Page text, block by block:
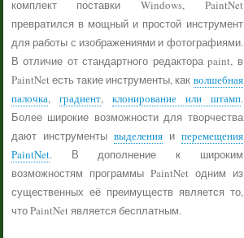
комплект поставки Windows, PaintNet
превратился в мощный и простой инструмент
для работы с изображениями и фотографиями.
В отличие от стандартного редактора paint, в
PaintNet есть такие инструменты, как волшебная
палочка, градиент, клонирование или штамп.
Более широкие возможности для творчества
дают инструменты выделенияи перемещения
PaintNet. В дополнение к широким
возможностям программы PaintNet одним из
существенных её преимуществ является то,
что PaintNet является бесплатным.